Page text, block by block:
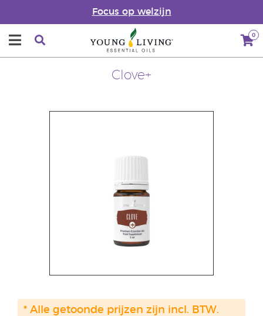
Focus op welzijn
0
Clove+
* Alle getoonde prijzen zijn incl. BTW.